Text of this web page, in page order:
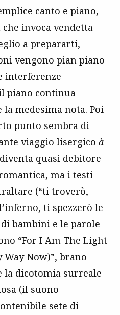
canto e piano,
invoca vendetta
a prepararti,
vengono pian piano
interferenze
piano continua
medesima nota. Poi
punto sembra di
viaggio lisergico à-
quasi debitore
ma i testi
(“ti troverò,
ti spezzerò le
bambini e le parole
“For I Am The Light
Now)”, brano
la dicotomia surreale
(il suono
sete di